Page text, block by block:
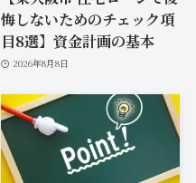
悔しないためのチェック項
目8選】資金計画の基本
2026年8月8日